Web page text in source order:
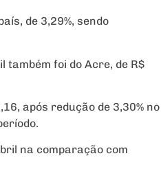
de 3,29%, sendo
também foi do Acre, de R$
após redução de 3,30% no
na comparação com